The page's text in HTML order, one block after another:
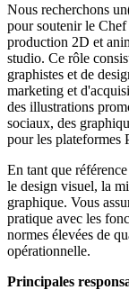
Nous recherchons
pour soutenir le
production 2D et
studio. Ce rôle
graphistes et de
marketing et
des illustrations
sociaux, des
pour les plateformes
En tant que
le design visuel, la
graphique. Vous
pratique avec les
normes élevées de
opérationnelle.
Principales